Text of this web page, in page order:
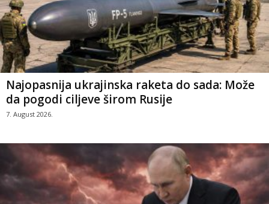
Najopasnija ukrajinska raketa do sada: Može
da pogodi ciljeve širom Rusije
7. August 2026.